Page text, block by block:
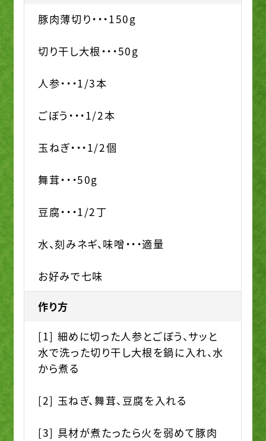
豚肉薄切り・・・150g
切り干し大根・・・50g
人参・・・1/3本
ごぼう・・・1/2本
玉ねぎ・・・1/2個
舞茸・・・50g
豆腐・・・1/2丁
水、刻みネギ、味噌・・・適量
お好みで七味
作り方
[1] 細めに切った人参とごぼう、サッと
水で洗った切り干し大根を鍋に入れ、水
から煮る
[2] 玉ねぎ、舞茸、豆腐を入れる
[3] 具材が煮たったら火を弱めて豚肉